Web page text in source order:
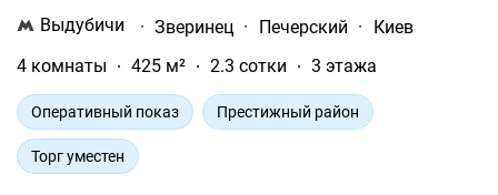
Выдубичи · Зверинец · Печерский ·
Киев
4 комнаты
425 м² 2.3 сотки 3 этажа
Оперативный показ Престижный район
Торг уместен